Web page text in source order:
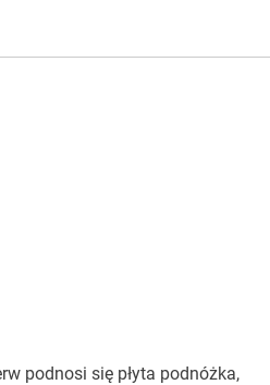
podnosi się płyta podnóżka,